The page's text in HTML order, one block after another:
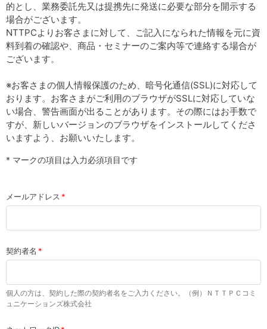
的とし、業務委託先又は提携先に発送に必要な部分を開示する
場合がございます。
NTTPCよりお客さまに対して、ご記入になられた情報を元に資
料到着の確認や、商品・セミナーのご案内等で連絡する場合が
ございます。
※お客さまの個人情報保護のため、暗号化通信(SSL)に対応して
おります。お客さまがご利用のブラウザがSSLに対応していな
い場合、警告画面が出ることがあります。その際にはお手数で
すが、新しいバージョンのブラウザをインストールしてくださ
いますよう、お願いいたします。
* マークの項目は入力必須項目です
メールアドレス
契約者名
個人の方は、契約した際の契約者名をご入力ください。（例）ＮＴＴＰＣコミ
ュニケーションズ株式会社